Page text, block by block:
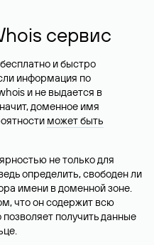
сервис
и быстро
информация по
и не выдается в
доменное имя
может быть
не только для
определить, свободен ли
имени в доменной зоне.
что он содержит всю
получить данные